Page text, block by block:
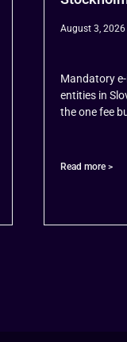
August 3, 2026
Mandatory
entities in
the one fee
Read more >